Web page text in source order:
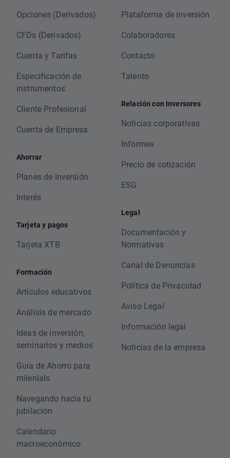
Opciones (Derivados)
CFDs (Derivados)
Cuenta y Tarifas
Especificación de
instrumentos
Cliente Profesional
Cuenta de Empresa
Ahorrar
Planes de Inversión
Interés
Tarjeta y pagos
Tarjeta XTB
Formación
Artículos educativos
Análisis de mercado
Ideas de inversión,
seminarios y medios
Guía de Ahorro para
milenials
Navegando hacia tu
jubilación
Calendario
macroeconómico
Plataforma de inversión
Colaboradores
Contacto
Talento
Relación con Inversores
Noticias corporativas
Informes
Precio de cotización
ESG
Legal
Documentación y
Normativas
Canal de Denuncias
Política de Privacidad
Aviso Legal
Información legal
Noticias de la empresa